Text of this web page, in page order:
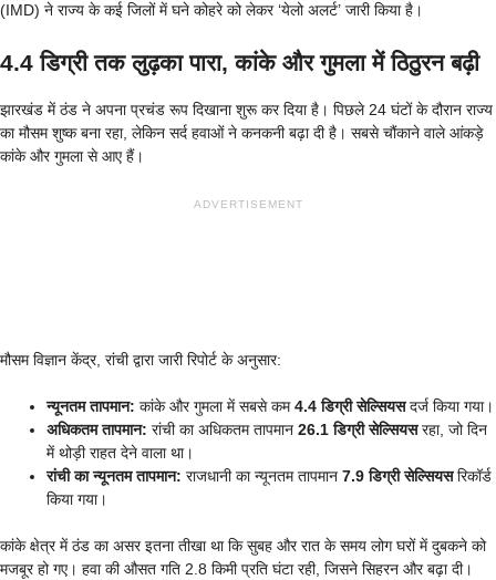
(IMD) ने राज्य के कई जिलों में घने कोहरे को लेकर ‘येलो अलर्ट’ जारी किया है।
4.4 डिग्री तक लुढ़का पारा, कांके और गुमला में ठिठुरन बढ़ी
झारखंड में ठंड ने अपना प्रचंड रूप दिखाना शुरू कर दिया है। पिछले 24 घंटों के दौरान राज्य
का मौसम शुष्क बना रहा, लेकिन सर्द हवाओं ने कनकनी बढ़ा दी है। सबसे चौंकाने वाले आंकड़े
कांके और गुमला से आए हैं।
ADVERTISEMENT
मौसम विज्ञान केंद्र, रांची द्वारा जारी रिपोर्ट के अनुसार:
न्यूनतम तापमान: कांके और गुमला में सबसे कम4.4 डिग्री सेल्सियसदर्ज किया गया।
अधिकतम तापमान: रांची का अधिकतम तापमान 26.1 डिग्री सेल्सियसरहा, जो दिन
में थोड़ी राहत देने वाला था।
रांची का न्यूनतम तापमान: राजधानी का न्यूनतम तापमान 7.9 डिग्री सेल्सियसरिकॉर्ड
किया गया।
कांके क्षेत्र में ठंड का असर इतना तीखा था कि सुबह और रात के समय लोग घरों में दुबकने को
मजबूर हो गए। हवा की औसत गति 2.8 किमी प्रति घंटा रही, जिसने सिहरन और बढ़ा दी।